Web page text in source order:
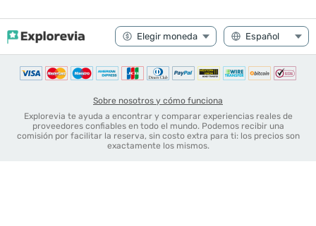
Sobre nosotros y cómo funciona
Explorevia te ayuda a encontrar y comparar experiencias reales de
proveedores confiables en todo el mundo. Podemos recibir una
comisión por facilitar la reserva, sin costo extra para ti: los precios son
exactamente los mismos.